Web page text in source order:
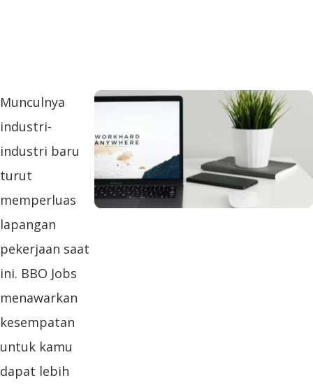
Munculnya
industri-
industri baru
turut
memperluas
lapangan
pekerjaan saat
ini. BBO Jobs
menawarkan
kesempatan
untuk kamu
dapat lebih